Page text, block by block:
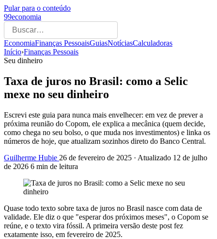
Pular para o conteúdo
99economia
EconomiaFinanças PessoaisGuiasNotíciasCalculadoras
Início›Finanças Pessoais
Seu dinheiro
Taxa de juros no Brasil: como a Selic
mexe no seu dinheiro
Escrevi este guia para nunca mais envelhecer: em vez de prever a
próxima reunião do Copom, ele explica a mecânica (quem decide,
como chega no seu bolso, o que muda nos investimentos) e linka os
números de hoje, que atualizam sozinhos direto do Banco Central.
Guilherme Hubie 26 de fevereiro de 2025 · Atualizado 12 de julho
de 2026 6 min de leitura
Quase todo texto sobre taxa de juros no Brasil nasce com data de
validade. Ele diz o que "esperar dos próximos meses", o Copom se
reúne, e o texto vira fóssil. A primeira versão deste post fez
exatamente isso, em fevereiro de 2025.